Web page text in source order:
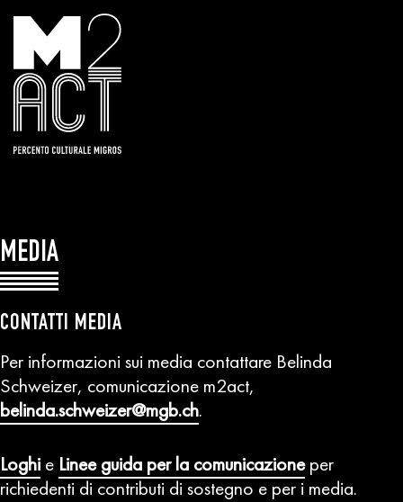
MEDIA
CONTATTI MEDIA
Per informazioni sui media contattare Belinda
Schweizer, comunicazione m2act,
belinda.schweizer@mgb.ch.
Loghi e Linee guida per la comunicazioneper
richiedenti di contributi di sostegno e per i media.